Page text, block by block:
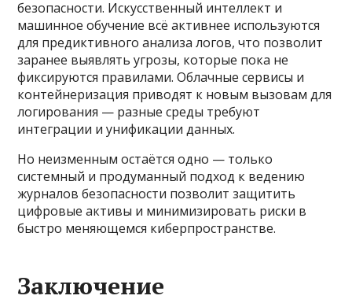
безопасности. Искусственный интеллект и
машинное обучение всё активнее используются
для предиктивного анализа логов, что позволит
заранее выявлять угрозы, которые пока не
фиксируются правилами. Облачные сервисы и
контейнеризация приводят к новым вызовам для
логирования — разные среды требуют
интеграции и унификации данных.
Но неизменным остаётся одно — только
системный и продуманный подход к ведению
журналов безопасности позволит защитить
цифровые активы и минимизировать риски в
быстро меняющемся киберпространстве.
Заключение